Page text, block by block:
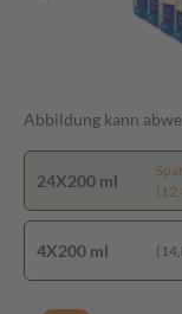
Abbildung kann
24X200 ml
4X200 ml